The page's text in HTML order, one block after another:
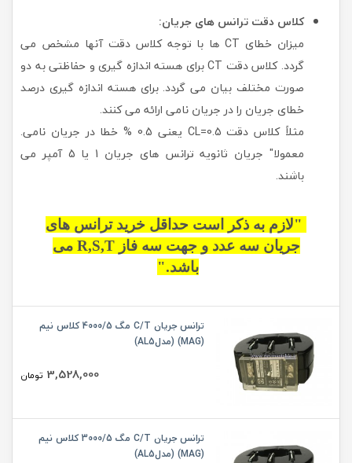
كلاس دقت ترانس های جریان:
میزان خطای CT ها با توجه كلاس دقت آنها مشخص می
گردد. كلاس دقت CT برای هسته اندازه گیری و حفاظتی به دو
صورت مختلف بیان می گردد. برای هسته اندازه گیری درصد
خطای جریان را در جریان نامی ارائه می كنند.
مثلاً كلاس دقت CL=0.5 یعنی 0.5 % خطا در جریان نامی.
معمولا" جریان ثانویه ترانس های جریان 1 یا 5 آمپر می
باشند.
"لازم به ذکر است حداقل خرید ترانس های
جریان سه عدد و جهت سه فاز R,S,T می
باشد."
ترانس جریان C/T مگ 4000/5 کلاس نیم
(MAG) (مدلAL5)
3,528,000 تومان
ترانس جریان C/T مگ 3000/5 کلاس نیم
(MAG) (مدلAL5)